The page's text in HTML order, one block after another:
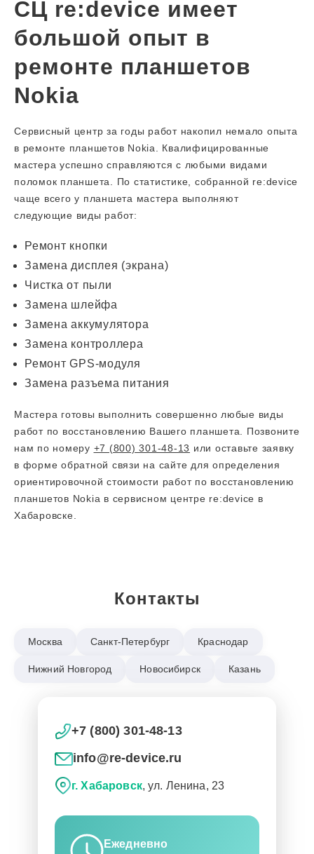
СЦ re:device имеет
большой опыт в
ремонте планшетов
Nokia
Сервисный центр за годы работ накопил немало опыта
в ремонте планшетов Nokia. Квалифицированные
мастера успешно справляются с любыми видами
поломок планшета. По статистике, собранной re:device
чаще всего у планшета мастера выполняют
следующие виды работ:
Ремонт кнопки
Замена дисплея (экрана)
Чистка от пыли
Замена шлейфа
Замена аккумулятора
Замена контроллера
Ремонт GPS-модуля
Замена разъема питания
Мастера готовы выполнить совершенно любые виды
работ по восстановлению Вашего планшета. Позвоните
нам по номеру +7 (800) 301-48-13 или оставьте заявку
в форме обратной связи на сайте для определения
ориентировочной стоимости работ по восстановлению
планшетов Nokia в сервисном центре re:device в
Хабаровске.
Контакты
Москва Санкт-Петербург Краснодар
Нижний Новгород Новосибирск Казань
+7 (800) 301-48-13
info@re-device.ru
г. Хабаровск, ул. Ленина, 23
Ежедневно